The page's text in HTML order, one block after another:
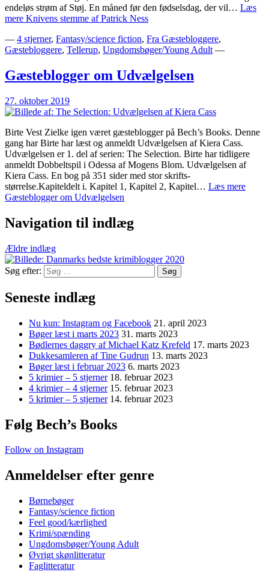
endeløs strøm af Støj. En måned før den fødselsdag, der vil… Læs
mere Knivens stemme af Patrick Ness
— 4 stjerner, Fantasy/science fiction, Fra Gæstebloggere,
Gæstebloggere, Tellerup, Ungdomsbøger/Young Adult —
Gæsteblogger om Udvælgelsen
27. oktober 2019
Birte Vest Zielke igen været gæsteblogger på Bech’s Books. Denne
gang har Birte har læst og anmeldt Udvælgelsen af Kiera Cass.
Udvælgelsen er 1. del af serien: The Selection. Birte har tidligere
anmeldt Dobbeltspil i Odessa af Mogens Blom. Udvælgelsen af
Kiera Cass. En bog på 351 sider med stor skrifts-
størrelse.Kapiteldelt i. Kapitel 1, Kapitel 2, Kapitel… Læs mere
Gæsteblogger om Udvælgelsen
Navigation til indlæg
Ældre indlæg
Søg efter:
Seneste indlæg
Nu kun: Instagram og Facebook 21. april 2023
Bøger læst i marts 2023 31. marts 2023
Bødlernes daggry af Michael Katz Krefeld 17. marts 2023
Dukkesamleren af Tine Gudrun 13. marts 2023
Bøger læst i februar 2023 6. marts 2023
5 krimier – 5 stjerner 18. februar 2023
4 krimier – 4 stjerner 15. februar 2023
5 krimier – 5 stjerner 14. februar 2023
Følg Bech’s Books
Follow on Instagram
Anmeldelser efter genre
Børnebøger
Fantasy/science fiction
Feel good/kærlighed
Krimi/spænding
Ungdomsbøger/Young Adult
Øvrigt skønlitteratur
Faglitteratur